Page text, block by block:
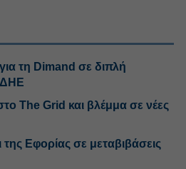
τη Dimand σε διπλή
The Grid και βλέμμα σε νέες
Εφορίας σε μεταβιβάσεις